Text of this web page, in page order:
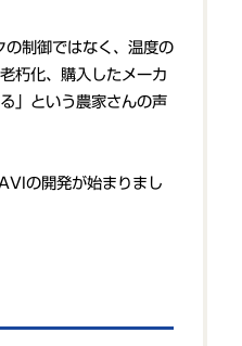
制御ではなく、温度の
朽化、購入したメーカ
」という農家さんの声
の開発が始まりまし